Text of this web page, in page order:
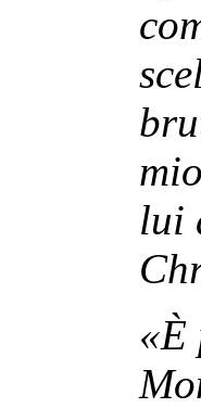
lui
«È